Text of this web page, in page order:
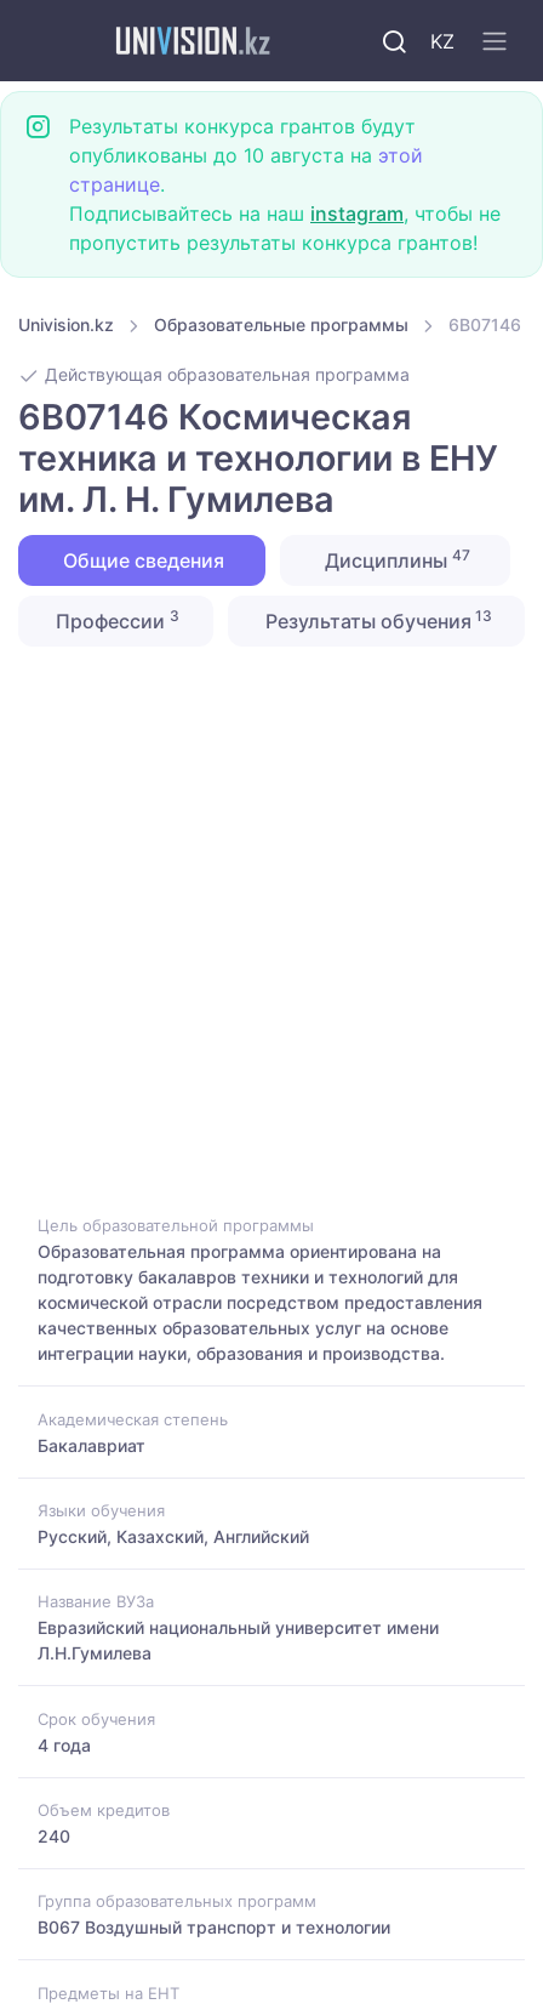
KZ
Результаты конкурса грантов будут
опубликованы до 10 августа на этой
странице.
Подписывайтесь на наш instagram, чтобы не
пропустить результаты конкурса грантов!
Univision.kz Образовательные программы 6B07146
Действующая образовательная программа
6B07146 Космическая
техника и технологии в ЕНУ
им. Л. Н. Гумилева
Общие сведения Дисциплины 47
Профессии 3 Результаты обучения 13
Цель образовательной программы
Образовательная программа ориентирована на
подготовку бакалавров техники и технологий для
космической отрасли посредством предоставления
качественных образовательных услуг на основе
интеграции науки, образования и производства.
Академическая степень
Бакалавриат
Языки обучения
Русский, Казахский, Английский
Название ВУЗа
Евразийский национальный университет имени
Л.Н.Гумилева
Срок обучения
4 года
Объем кредитов
240
Группа образовательных программ
B067 Воздушный транспорт и технологии
Предметы на ЕНТ